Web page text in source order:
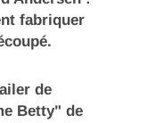
fabriquer
de
Betty" de